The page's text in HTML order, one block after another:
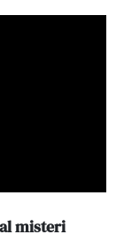
misteri